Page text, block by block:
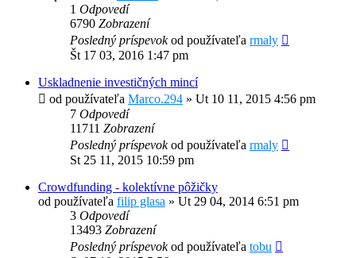
1 Odpovedí
6790 Zobrazení
Posledný príspevokod používateľa rmaly
Št 17 03, 2016 1:47 pm
Uskladnenie investičných mincí
od používateľa Marco.294 » Ut 10 11, 2015 4:56 pm
7 Odpovedí
11711 Zobrazení
Posledný príspevokod používateľa rmaly
St 25 11, 2015 10:59 pm
Crowdfunding - kolektívne pôžičky
od používateľa filip glasa » Ut 29 04, 2014 6:51 pm
3 Odpovedí
13493 Zobrazení
Posledný príspevokod používateľa tobu